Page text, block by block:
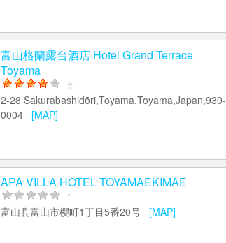
富山格蘭露台酒店 Hotel Grand Terrace
Toyama
#
2-28 Sakurabashidōri,Toyama,Toyama,Japan,930-
0004 [MAP]
APA VILLA HOTEL TOYAMAEKIMAE
*
富山县富山市樱町1丁目5番20号 [MAP]